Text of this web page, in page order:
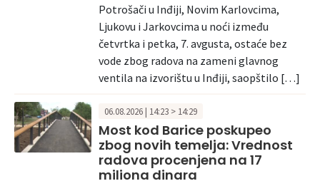
Potrošači u Inđiji, Novim Karlovcima,
Ljukovu i Jarkovcima u noći između
četvrtka i petka, 7. avgusta, ostaće bez
vode zbog radova na zameni glavnog
ventila na izvorištu u Inđiji, saopštilo […]
06.08.2026 | 14:23 > 14:29
Most kod Barice poskupeo
zbog novih temelja: Vrednost
radova procenjena na 17
miliona dinara